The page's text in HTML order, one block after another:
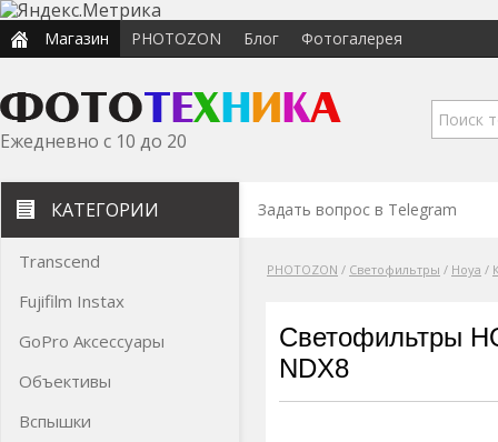
Магазин PHOTOZON Блог Фотогалерея
Ежедневно с 10 до 20
Задать вопрос в Telegram
PHOTOZON / Светофильтры / Hoya /
КАТЕГОРИИ
Transcend
Fujifilm Instax
GoPro Аксессуары
Объективы
Вспышки
Светофильтры
NDX8